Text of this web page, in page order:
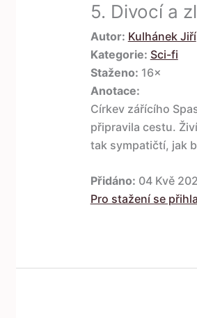
5. Divocí a
Autor: Kulhánek Jiří
Kategorie: Sci-fi
Staženo: 16×
Anotace:
Církev zářícího
připravila cestu.
tak sympatičtí, jak
Přidáno: 04 Kvě
Pro stažení se